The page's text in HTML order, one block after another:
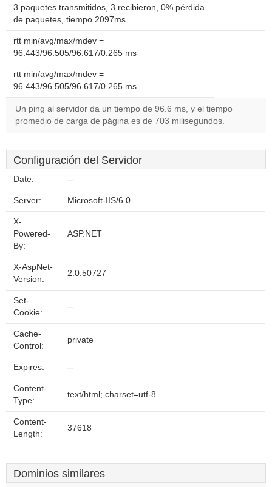
3 paquetes transmitidos, 3 recibieron, 0% pérdida
de paquetes, tiempo 2097ms
rtt min/avg/max/mdev =
96.443/96.505/96.617/0.265 ms
rtt min/avg/max/mdev =
96.443/96.505/96.617/0.265 ms
Un ping al servidor da un tiempo de 96.6 ms, y el tiempo
promedio de carga de página es de 703 milisegundos.
Configuración del Servidor
Date: --
Server: Microsoft-IIS/6.0
X-
Powered-
By:
ASP.NET
X-AspNet-
Version:
2.0.50727
Set-
Cookie:
--
Cache-
Control:
private
Expires: --
Content-
Type:
text/html; charset=utf-8
Content-
Length:
37618
Dominios similares